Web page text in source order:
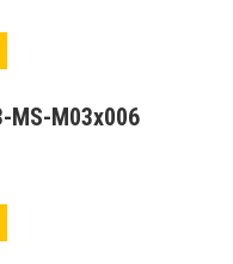
MS-M03x006